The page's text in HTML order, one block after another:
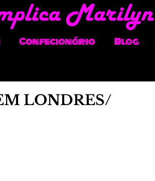
Confecionário Blog
LONDRES/